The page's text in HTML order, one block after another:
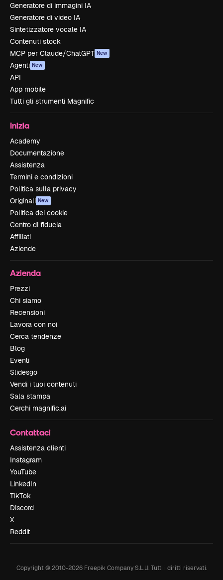
Generatore di immagini IA
Generatore di video IA
Sintetizzatore vocale IA
Contenuti stock
MCP per Claude/ChatGPT New
Agenti New
API
App mobile
Tutti gli strumenti Magnific
Inizia
Academy
Documentazione
Assistenza
Termini e condizioni
Politica sulla privacy
Originali New
Politica dei cookie
Centro di fiducia
Affiliati
Aziende
Azienda
Prezzi
Chi siamo
Recensioni
Lavora con noi
Cerca tendenze
Blog
Eventi
Slidesgo
Vendi i tuoi contenuti
Sala stampa
Cerchi magnific.ai
Contattaci
Assistenza clienti
Instagram
YouTube
LinkedIn
TikTok
Discord
X
Reddit
Copyright © 2010-2026Freepik Company S.L.U. Tutti i diritti riservati.